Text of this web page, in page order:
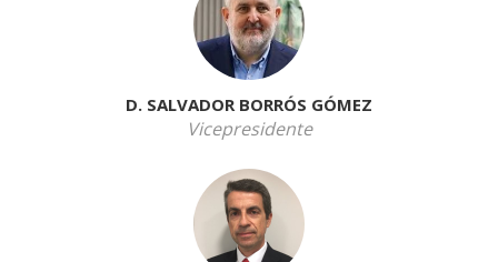
D. SALVADOR BORRÓS GÓMEZ
Vicepresidente